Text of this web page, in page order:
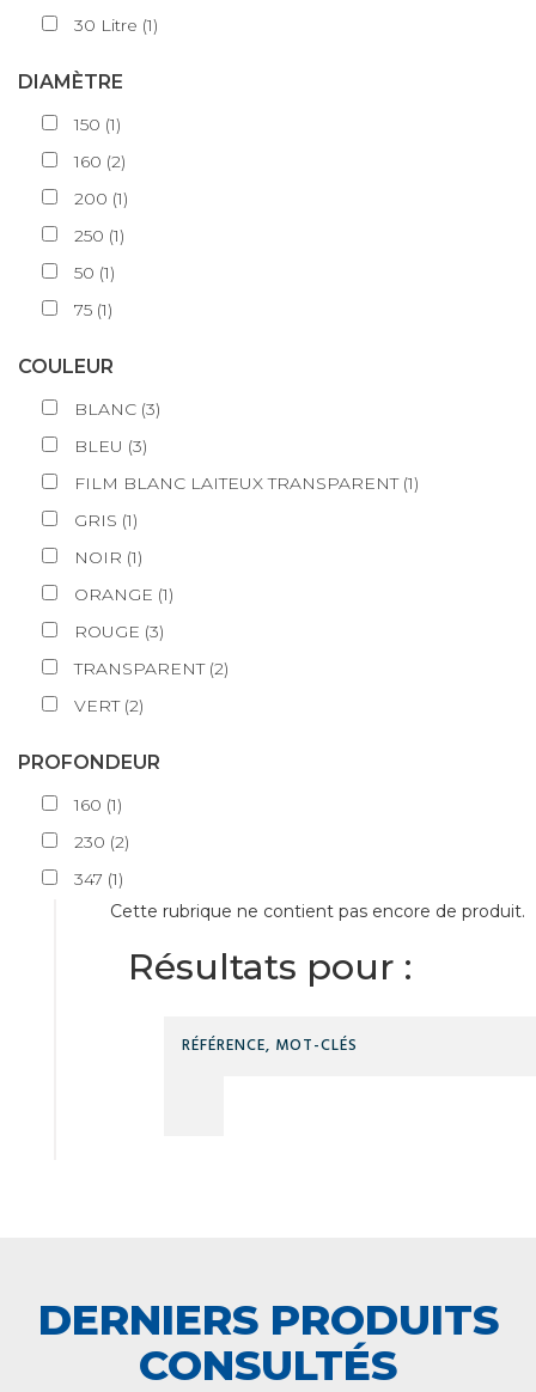
30 Litre (1)
DIAMÈTRE
150 (1)
160 (2)
200 (1)
250 (1)
50 (1)
75 (1)
COULEUR
BLANC (3)
BLEU (3)
FILM BLANC LAITEUX TRANSPARENT (1)
GRIS (1)
NOIR (1)
ORANGE (1)
ROUGE (3)
TRANSPARENT (2)
VERT (2)
PROFONDEUR
160 (1)
230 (2)
347 (1)
Cette rubrique ne contient pas encore de produit.
Résultats pour :
DERNIERS PRODUITS
CONSULTÉS